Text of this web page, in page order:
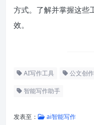
方式。了解并掌握这些
效。
AI写作工具 公文创作
智能写作助手
发表至： ai智能写作